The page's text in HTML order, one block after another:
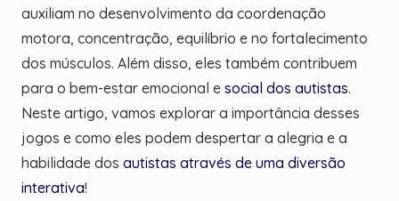
auxiliam no desenvolvimento da coordenação
motora, concentração, equilíbrio e no fortalecimento
dos músculos. Além disso, eles também contribuem
para o bem-estar emocional e social dos autistas.
Neste artigo, vamos explorar a importância desses
jogos e como eles podem despertar a alegria e a
habilidade dos autistas através de uma diversão
interativa!